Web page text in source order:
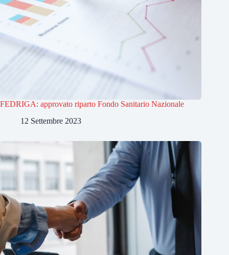
FEDRIGA: approvato riparto Fondo Sanitario Nazionale
12 Settembre 2023